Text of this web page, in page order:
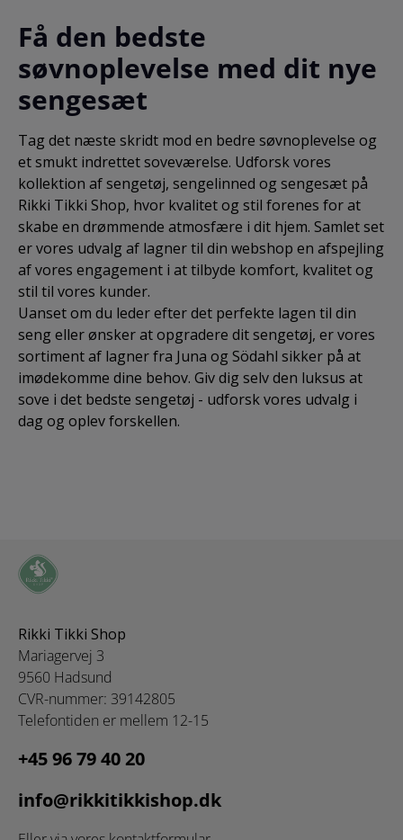
Få den bedste
søvnoplevelse med dit nye
sengesæt
Tag det næste skridt mod en bedre søvnoplevelse og
et smukt indrettet soveværelse. Udforsk vores
kollektion af sengetøj, sengelinned og sengesæt på
Rikki Tikki Shop, hvor kvalitet og stil forenes for at
skabe en drømmende atmosfære i dit hjem. Samlet set
er vores udvalg af lagner til din webshop en afspejling
af vores engagement i at tilbyde komfort, kvalitet og
stil til vores kunder.
Uanset om du leder efter det perfekte lagen til din
seng eller ønsker at opgradere dit sengetøj, er vores
sortiment af lagner fra Juna og Södahl sikker på at
imødekomme dine behov. Giv dig selv den luksus at
sove i det bedste sengetøj - udforsk vores udvalg i
dag og oplev forskellen.
Rikki Tikki Shop
Mariagervej 3
9560 Hadsund
CVR-nummer: 39142805
Telefontiden er mellem 12-15
+45 96 79 40 20
info@rikkitikkishop.dk